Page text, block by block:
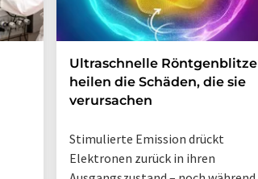
Ultraschnelle Röntgenblitze
heilen die Schäden, die sie
verursachen
Stimulierte Emission drückt
Elektronen zurück in ihren